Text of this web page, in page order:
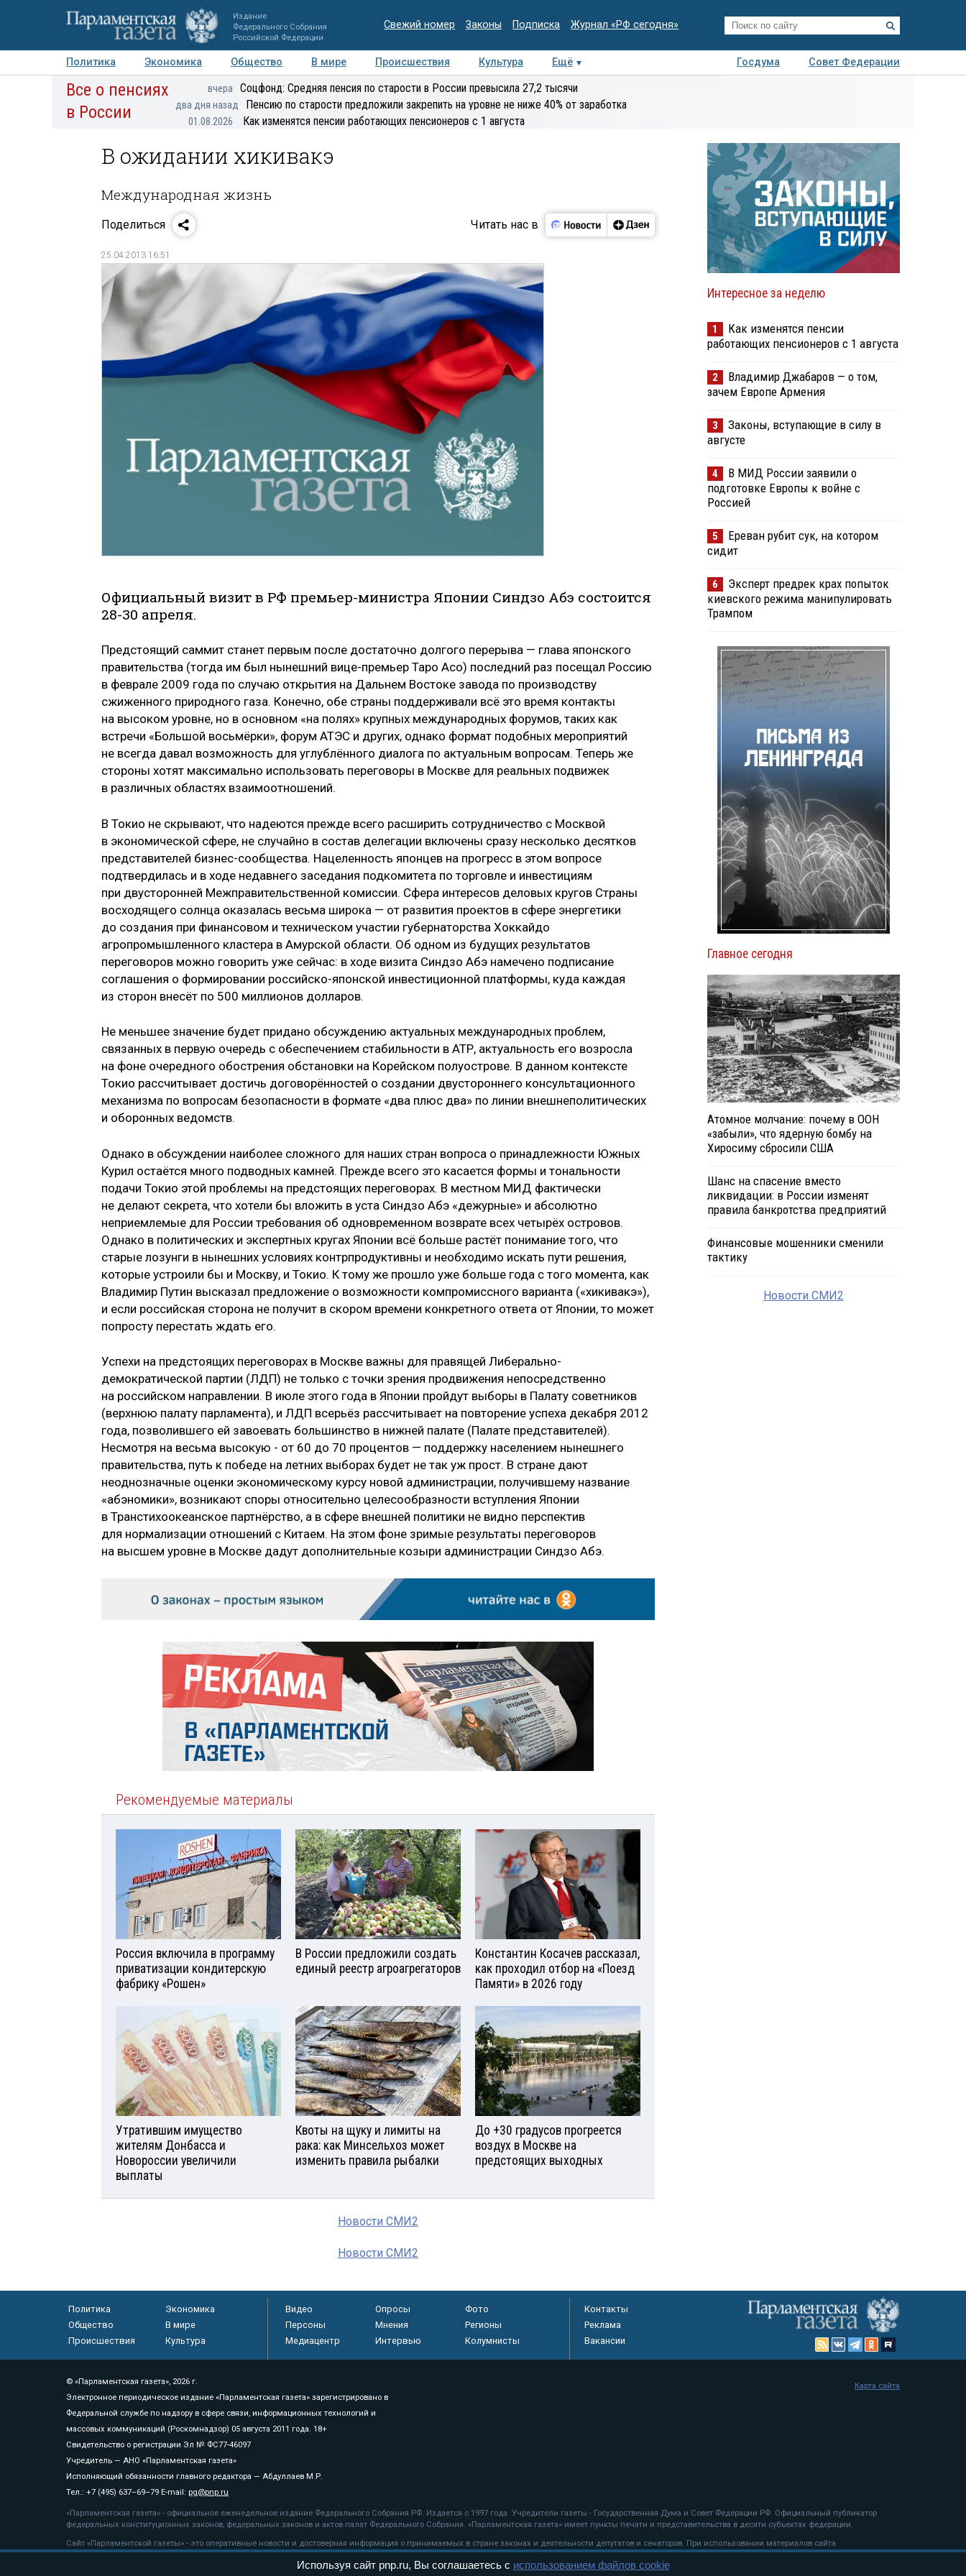
Издание
Федерального Собрания
Российской Федерации
Свежий номер Законы Подписка Журнал «РФ сегодня»
Политика Экономика Общество В мире Происшествия Культура Ещё Госдума
Совет Федерации
Авторы Персоны Мнения Регионы Медиацентр Интервью Колумнисты
экспертиза
Все о пенсиях
в России
вчера Соцфонд: Средняя пенсия по старости в России превысила 27,2 тысячи
два дня назад Пенсию по старости предложили закрепить на уровне не ниже 40% от заработка
01.08.2026 Как изменятся пенсии работающих пенсионеров с 1 августа
В ожидании хикивакэ
Международная жизнь
Поделиться Читать нас в
25.04.2013 16:51
Официальный визит в РФ премьер-министра Японии Синдзо Абэ состоится
28-30 апреля.
Предстоящий саммит станет первым после достаточно долгого перерыва — глава японского
правительства (тогда им был нынешний вице-премьер Таро Асо) последний раз посещал Россию
в феврале 2009 года по случаю открытия на Дальнем Востоке завода по производству
сжиженного природного газа. Конечно, обе страны поддерживали всё это время контакты
на высоком уровне, но в основном «на полях» крупных международных форумов, таких как
встречи «Большой восьмёрки», форум АТЭС и других, однако формат подобных мероприятий
не всегда давал возможность для углублённого диалога по актуальным вопросам. Теперь же
стороны хотят максимально использовать переговоры в Москве для реальных подвижек
в различных областях взаимоотношений.
В Токио не скрывают, что наде­ются преж­де всего расширить сотрудничество с Москвой
в экономической сфере, не случайно в состав делегации включены сразу несколько десятков
представителей бизнес-сообщества. Нацеленность японцев на прогресс в этом вопросе
подтвердилась и в ходе недавнего заседания подкомитета по торговле и инвестициям
при двусторонней Межправительственной комиссии. Сфера интересов деловых кругов Страны
восходящего солнца оказалась весьма широка — от развития проектов в сфере энергетики
до создания при финансовом и техническом участии губернаторства Хоккайдо
агропромышленного кластера в Амурской области. Об одном из будущих результатов
переговоров можно говорить уже сейчас: в ходе визита Синдзо Абэ намечено подписание
соглашения о формировании российско-японской инвестиционной платформы, куда каждая
из сторон внесёт по 500 миллионов долларов.
Не меньшее значение будет придано обсуж­дению актуальных международных проблем,
связанных в первую очередь с обеспечением стабильности в АТР, актуальность его возросла
на фоне очередного обострения обстановки на Корейском полуострове. В данном контексте
Токио рассчитывает достичь договорённостей о создании двустороннего консультационного
механизма по вопросам безопасности в формате «два плюс два» по линии внешнеполитических
и оборонных ведомств.
Однако в обсуждении наиболее сложного для наших стран вопроса о принадлежности Южных
Курил остаётся много подводных камней. Прежде всего это касается формы и тональности
подачи Токио этой проблемы на предстоящих переговорах. В местном МИД фактически
не делают секрета, что хотели бы вложить в уста Синдзо Абэ «дежурные» и абсолютно
неприемлемые для России требования об одновременном возврате всех четырёх островов.
Однако в политических и экспертных кругах Японии всё больше растёт понимание того, что
старые лозунги в нынешних условиях контрпродуктивны и необходимо искать пути решения,
которые устроили бы и Москву, и Токио. К тому же прошло уже больше года с того момента, как
Владимир Путин высказал предложение о возможности компромиссного варианта («хикивакэ»),
и если российская сторона не получит в скором времени конкретного ответа от Японии, то может
попросту перестать ждать его.
Успехи на предстоящих переговорах в Москве важны для правящей Либерально-
демократической партии (ЛДП) не только с точки зрения продвижения непосредственно
на российском направлении. В июле этого года в Японии пройдут выборы в Палату советников
(верхнюю палату парламента), и ЛДП всерьёз рассчитывает на повторение успеха декабря 2012
года, позволившего ей завоевать большинство в нижней палате (Палате представителей).
Несмотря на весьма высокую - от 60 до 70 процентов — поддержку населением нынешнего
правительства, путь к победе на летних выборах будет не так уж прост. В стране дают
неоднозначные оценки экономическому курсу новой администрации, получившему название
«абэномики», возникают споры относительно целесообразности вступления Японии
в Транстихоокеанское партнёрство, а в сфере внешней политики не видно перспектив
для нормализации отношений с Китаем. На этом фоне зримые результаты переговоров
на высшем уровне в Москве дадут дополнительные козыри администрации Синдзо Абэ.
Рекомендуемые материалы
Россия включила в программу
приватизации кондитерскую
фабрику «Рошен»
В России предложили создать
единый реестр агроагрегаторов
Константин Косачев рассказал,
как проходил отбор на «Поезд
Памяти» в 2026 году
Утратившим имущество
жителям Донбасса и
Новороссии увеличили
выплаты
Квоты на щуку и лимиты на
рака: как Минсельхоз может
изменить правила рыбалки
До +30 градусов прогреется
воздух в Москве на
предстоящих выходных
Новости СМИ2
Новости СМИ2
Интересное за неделю
1
Как изменятся пенсии
работающих пенсионеров с 1 августа
2
Владимир Джабаров — о том,
зачем Европе Армения
3
Законы, вступающие в силу в
августе
4
В МИД России заявили о
подготовке Европы к войне с
Россией
5
Ереван рубит сук, на котором
сидит
6
Эксперт предрек крах попыток
киевского режима манипулировать
Трампом
Главное сегодня
Атомное молчание: почему в ООН
«забыли», что ядерную бомбу на
Хиросиму сбросили США
Шанс на спасение вместо
ликвидации: в России изменят
правила банкротства предприятий
Финансовые мошенники сменили
тактику
Новости СМИ2
Политика
Экономика
Общество
В мире
Происшествия
Культура
Видео Опросы
Фото
Персоны
Мнения
Регионы
Медиацентр
Интервью Колумнисты
Контакты
Реклама
Вакансии
© «Парламентская газета», 2026 г.
Электронное периодическое издание «Парламентская газета» зарегистрировано в
Федеральной службе по надзору в сфере связи, информационных технологий и
массовых коммуникаций (Роскомнадзор) 05 августа 2011 года. 18+
Свидетельство о регистрации Эл № ФС77-46097
Учредитель — АНО «Парламентская газета»
Исполняющий обязанности главного редактора — Абдуллаев М.Р.
Тел.: +7 (495) 637–69–79 E-mail: pg@pnp.ru
«Парламентская газета» - официальное еженедельное издание Федерального Собрания РФ. Издается с 1997 года. Учредители газеты - Государственная Дума и Совет Федерации РФ. Официальный публикатор
федеральных конституционных законов, федеральных законов и актов палат Федерального Собрания. «Парламентская газета» имеет пункты печати и представительства в десяти субъектах федерации.
Сайт «Парламентской газеты» - это оперативные новости и достоверная информация о принимаемых в стране законах и деятельности депутатов и сенаторов. При использовании материалов сайта
«Парламентской газеты» активная ссылка на pnp.ru обязательна.
рекомендательные технологии
Карта сайта
Используя сайт pnp.ru, Вы соглашаетесь с использованием файлов cookie